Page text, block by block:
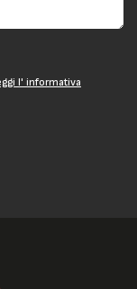
l' informativa